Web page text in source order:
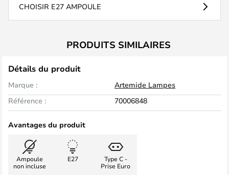
CHOISIR E27 AMPOULE
PRODUITS SIMILAIRES
Détails du produit
Marque :
Artemide Lampes
Référence :
70006848
Avantages du produit
Ampoule
non incluse
E27
Type C -
Prise Euro